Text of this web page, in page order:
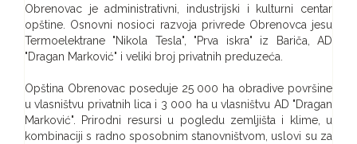
Obrenovac je administrativni, industrijski i kulturni centar
opštine. Osnovni nosioci razvoja privrede Obrenovca jesu
Termoelektrane "Nikola Tesla", "Prva iskra" iz Bariča, AD
"Dragan Marković" i veliki broj privatnih preduzeća.
Opština Obrenovac poseduje 25 000 ha obradive površine
u vlasništvu privatnih lica i 3 000 ha u vlasništvu AD "Dragan
Marković". Prirodni resursi u pogledu zemljišta i klime, u
kombinaciji s radno sposobnim stanovništvom, uslovi su za